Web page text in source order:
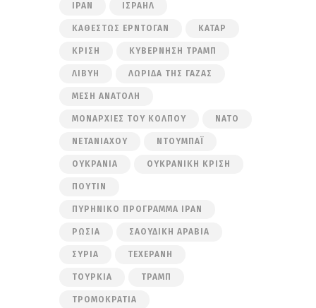
ΙΡΆΝ ΙΣΡΑΉΛ
ΚΑΘΕΣΤΏΣ ΕΡΝΤΟΓΆΝ ΚΑΤΆΡ
ΚΡΊΣΗ ΚΥΒΈΡΝΗΣΗ ΤΡΑΜΠ
ΛΙΒΎΗ ΛΩΡΊΔΑ ΤΗΣ ΓΆΖΑΣ
ΜΈΣΗ ΑΝΑΤΟΛΉ
ΜΟΝΑΡΧΊΕΣ ΤΟΥ ΚΌΛΠΟΥ ΝΑΤΟ
ΝΕΤΑΝΙΆΧΟΥ ΝΤΟΥΜΠΆΙ
ΟΥΚΡΑΝΊΑ ΟΥΚΡΑΝΙΚΉ ΚΡΊΣΗ
ΠΟΎΤΙΝ
ΠΥΡΗΝΙΚΌ ΠΡΌΓΡΑΜΜΑ ΙΡΆΝ
ΡΩΣΊΑ ΣΑΟΥΔΙΚΉ ΑΡΑΒΊΑ
ΣΥΡΊΑ ΤΕΧΕΡΆΝΗ
ΤΟΥΡΚΊΑ ΤΡΑΜΠ
ΤΡΟΜΟΚΡΑΤΊΑ